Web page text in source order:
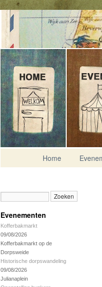
Home
Evenementen
Kofferbakmarkt
09/08/2026
Kofferbakmarkt op de
Dorpsweide
Historische dorpswandeling
09/08/2026
Julianaplein